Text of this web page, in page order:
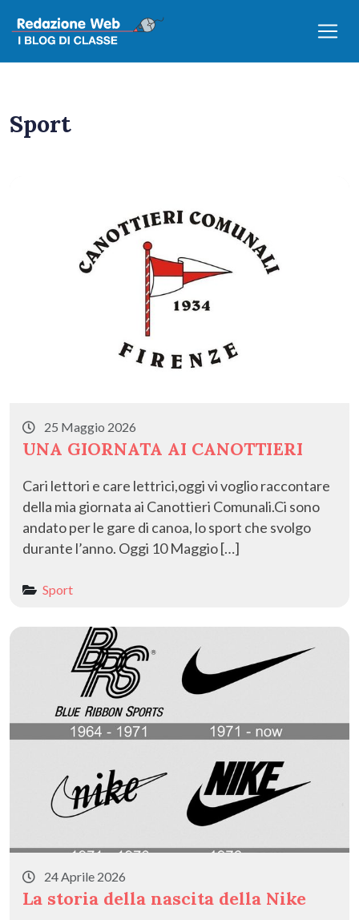
Sport
25 Maggio 2026
UNA GIORNATA AI CANOTTIERI
Cari lettori e care lettrici,oggi vi voglio raccontare
della mia giornata ai Canottieri Comunali.Ci sono
andato per le gare di canoa, lo sport che svolgo
durante l’anno. Oggi 10 Maggio […]
Sport
24 Aprile 2026
La storia della nascita della Nike